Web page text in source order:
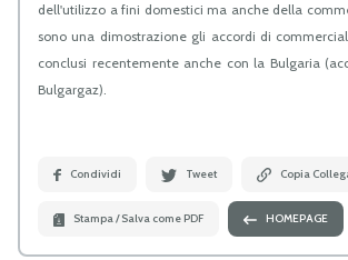
dell'utilizzo a fini domestici ma anche della
sono una dimostrazione gli accordi di
conclusi recentemente anche con la Bulgaria
Bulgargaz).
Condividi Tweet Copia
Stampa / Salva come PDF HOMEPAGE